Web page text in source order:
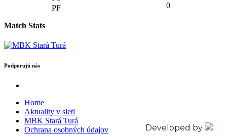
0
Match Stats
Podporujú nás
Home
Aktuality v sieti
MBK Stará Turá
Ochrana osobných údajov
Developed by